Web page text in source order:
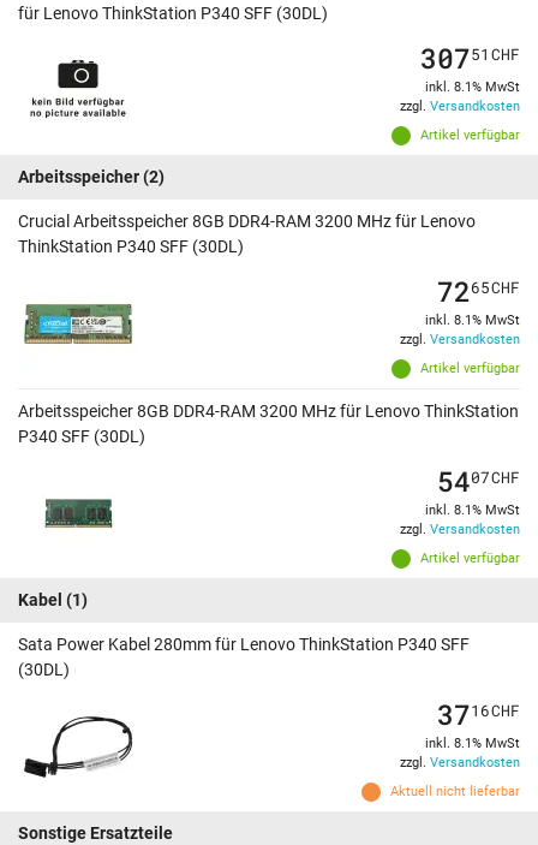
für Lenovo ThinkStation P340 SFF (30DL)
Artikel verfügbar
30751 CHF
inkl. 8.1% MwSt
zzgl. Versandkosten
Arbeitsspeicher(2)
Crucial Arbeitsspeicher 8GB DDR4-RAM 3200 MHz für Lenovo
ThinkStation P340 SFF (30DL)
Artikel verfügbar
7265CHF
inkl. 8.1% MwSt
zzgl. Versandkosten
Arbeitsspeicher 8GB DDR4-RAM 3200 MHz für Lenovo ThinkStation
P340 SFF (30DL)
Artikel verfügbar
5407CHF
inkl. 8.1% MwSt
zzgl. Versandkosten
Kabel (1)
Sata Power Kabel 280mm für Lenovo ThinkStation P340 SFF
(30DL)
Aktuell nicht lieferbar
3716CHF
inkl. 8.1% MwSt
zzgl. Versandkosten
Sonstige Ersatzteile